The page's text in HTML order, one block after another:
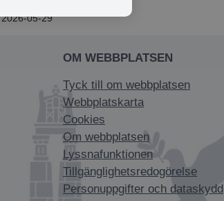
2026-05-29
OM WEBBPLATSEN
Tyck till om webbplatsen
Webbplatskarta
Cookies
Om webbplatsen
Lyssnafunktionen
Tillgänglighetsredogörelse
Personuppgifter och dataskydd